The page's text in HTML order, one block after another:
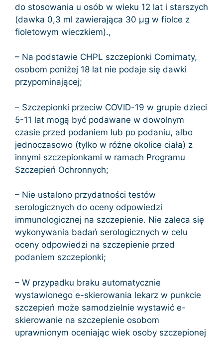
do stosowania u osób w wieku 12 lat i starszych
(dawka 0,3 ml zawierająca 30 µg w fiolce z
fioletowym wieczkiem).,
– Na podstawie CHPL szczepionki Comirnaty,
osobom poniżej 18 lat nie podaje się dawki
przypominającej;
– Szczepionki przeciw COVID-19 w grupie dzieci
5-11 lat mogą być podawane w dowolnym
czasie przed podaniem lub po podaniu, albo
jednoczasowo (tylko w różne okolice ciała) z
innymi szczepionkami w ramach Programu
Szczepień Ochronnych;
– Nie ustalono przydatności testów
serologicznych do oceny odpowiedzi
immunologicznej na szczepienie. Nie zaleca się
wykonywania badań serologicznych w celu
oceny odpowiedzi na szczepienie przed
podaniem szczepionki;
– W przypadku braku automatycznie
wystawionego e-skierowania lekarz w punkcie
szczepień może samodzielnie wystawić e-
skierowanie na szczepienie osobom
uprawnionym oceniając wiek osoby szczepionej